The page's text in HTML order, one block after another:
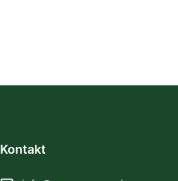
Kontakt